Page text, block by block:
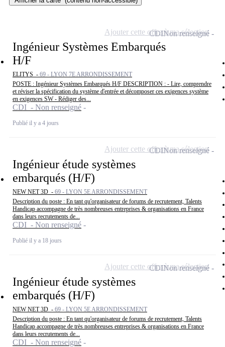
Ingénieur Systèmes Embarqués
H/F
ELITYS - 69 - LYON 7E ARRONDISSEMENT
POSTE : Ingénieur Systèmes Embarqués H/F DESCRIPTION : - Lire, comprendre
et réviser la spécification du système d'entrée et décomposer ces exigences système
en exigences SW - Rédiger des...
CDI - Non renseigné
Publié il y a 4 jours
CDINon renseigné
Ajouter cette offre à ma sélection
Ingénieur étude systèmes
embarqués (H/F)
NEW NET 3D - 69 - LYON 5E ARRONDISSEMENT
Description du poste : En tant qu'organisateur de forums de recrutement, Talents
Handicap accompagne de très nombreuses entreprises & organisations en France
dans leurs recrutements de...
CDI - Non renseigné
Publié il y a 18 jours
CDINon renseigné
Ajouter cette offre à ma sélection
Ingénieur étude systèmes
embarqués (H/F)
NEW NET 3D - 69 - LYON 5E ARRONDISSEMENT
Description du poste : En tant qu'organisateur de forums de recrutement, Talents
Handicap accompagne de très nombreuses entreprises & organisations en France
dans leurs recrutements de...
CDI - Non renseigné
CDINon renseigné
Ajouter cette offre à ma sélection